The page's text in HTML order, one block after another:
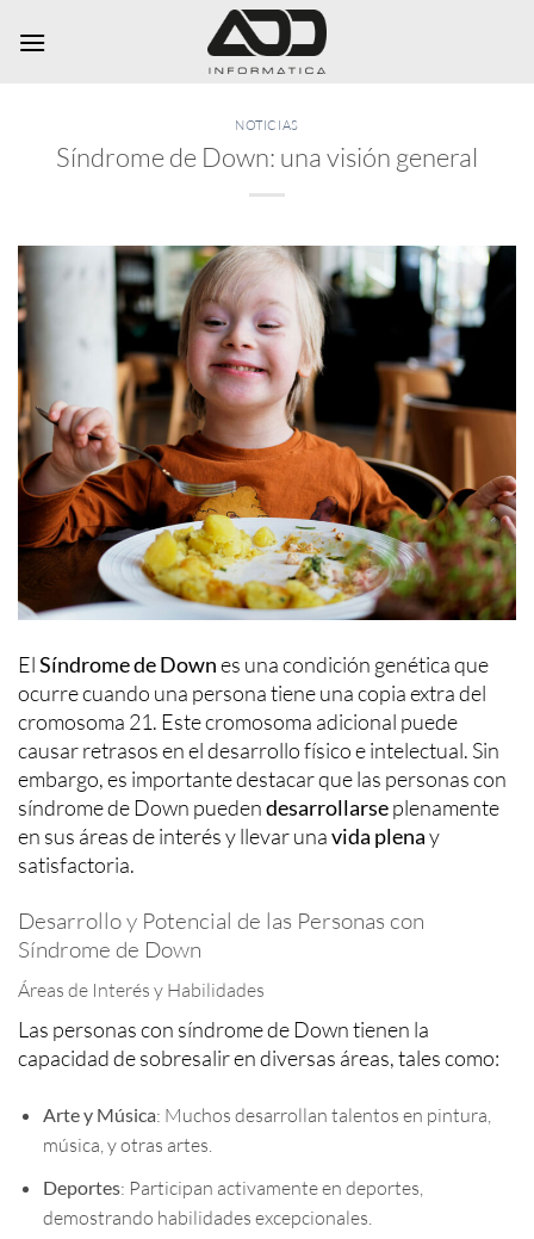
NOTICIAS
Síndrome de Down: una visión general
ElSíndrome de Downes una condición genética que
ocurre cuando una persona tiene una copia extra del
cromosoma 21. Este cromosoma adicional puede
causar retrasos en el desarrollo físico e intelectual. Sin
embargo, es importante destacar que las personas con
síndrome de Down puedendesarrollarseplenamente
en sus áreas de interés y llevar unavida plenay
satisfactoria.
Desarrollo y Potencial de las Personas con
Síndrome de Down
Áreas de Interés y Habilidades
Las personas con síndrome de Down tienen la
capacidad de sobresalir en diversas áreas, tales como:
Arte y Música: Muchos desarrollan talentos en pintura,
música, y otras artes.
Deportes: Participan activamente en deportes,
demostrando habilidades excepcionales.